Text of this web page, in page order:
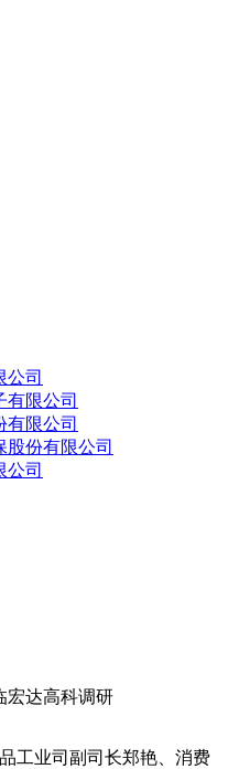
公司
有限公司
有限公司
份有限公司
公司
宏达高科调研
工业司副司长郑艳、消费